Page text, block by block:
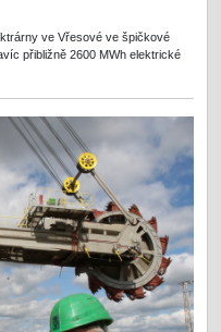
ve Vřesové ve špičkové
přibližně 2600 MWh elektrické